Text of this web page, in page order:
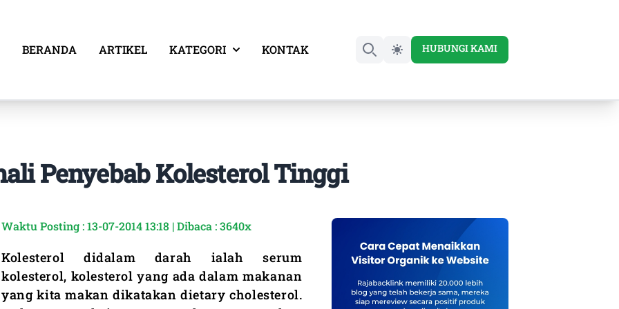
HUBUNGI KAMI
BERANDA ARTIKEL KATEGORI KONTAK
Penyebab Kolesterol Tinggi
Waktu Posting : 13-07-2014 13:18 | Dibaca : 3640x
Kolesterol didalam darah ialah serum
kolesterol, kolesterol yang ada dalam makanan
yang kita makan dikatakan dietary cholesterol.